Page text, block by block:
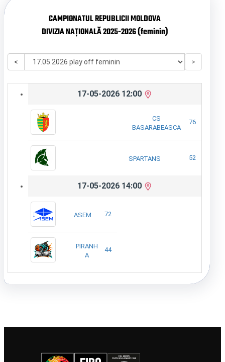
CAMPIONATUL REPUBLICII MOLDOVA
DIVIZIA NAȚIONALĂ 2025-2026 (feminin)
< >
17-05-2026 12:00
CS
BASARABEASCA
76
SPARTANS 52
17-05-2026 14:00
ASEM 72
PIRANH
A
44